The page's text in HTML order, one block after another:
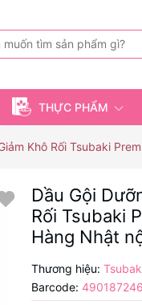
THỰC PHẨM
Khô Rối Tsubaki
Dầu Gội
Rối Tsubaki
Hàng Nhật
Thương hiệu:
Barcode: